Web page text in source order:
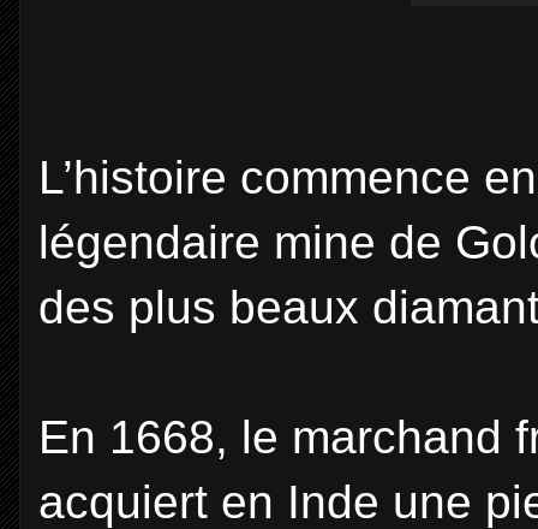
L’histoire commence
légendaire mine de
des plus beaux
En 1668, le marchand
acquiert en Inde une